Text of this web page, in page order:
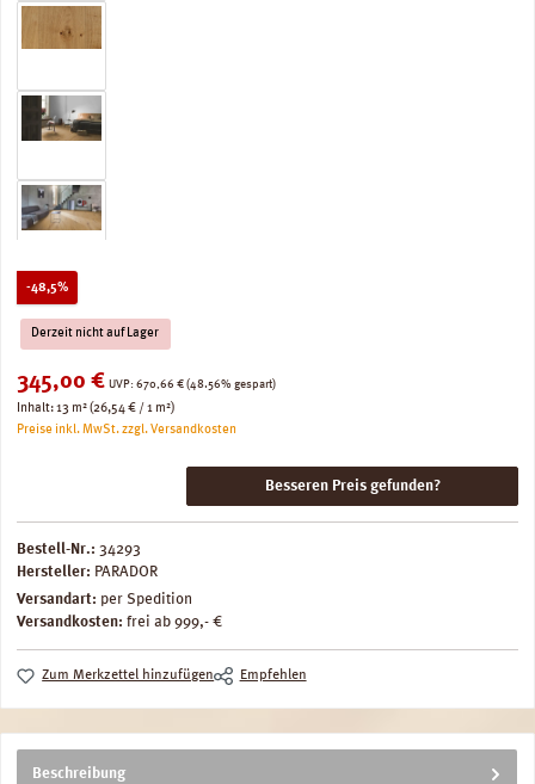
-48,5%Rabatt
Derzeit nicht auf Lager
Verkaufspreis:
345,00 € UVP: Regulärer Preis:
670,66 € (48.56% gespart)
Inhalt:13 m²(26,54 € / 1 m²)
Preise inkl. MwSt. zzgl. Versandkosten
Besseren Preis gefunden?
Bestell-Nr.: 34293
Hersteller: PARADOR
Versandart: per Spedition
Versandkosten: frei ab 999,- €
Zum Merkzettel hinzufügen Empfehlen
Beschreibung